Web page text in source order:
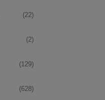
(22)
(2)
(129)
(628)